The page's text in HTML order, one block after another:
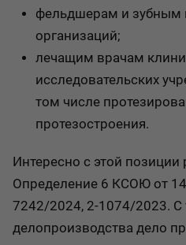
фельдшерам и зубным
организаций;
лечащим врачам
исследовательских
том числе
протезостроения.
Интересно с этой позиции
Определение 6 КСОЮ от
7242/2024, 2-1074/2023. С
делопроизводства дело